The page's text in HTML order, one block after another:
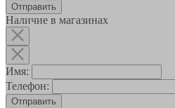
Наличие в магазинах
Имя:
Телефон:
Отправить